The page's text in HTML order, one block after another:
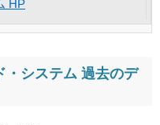
HP
・システム 過去のデ